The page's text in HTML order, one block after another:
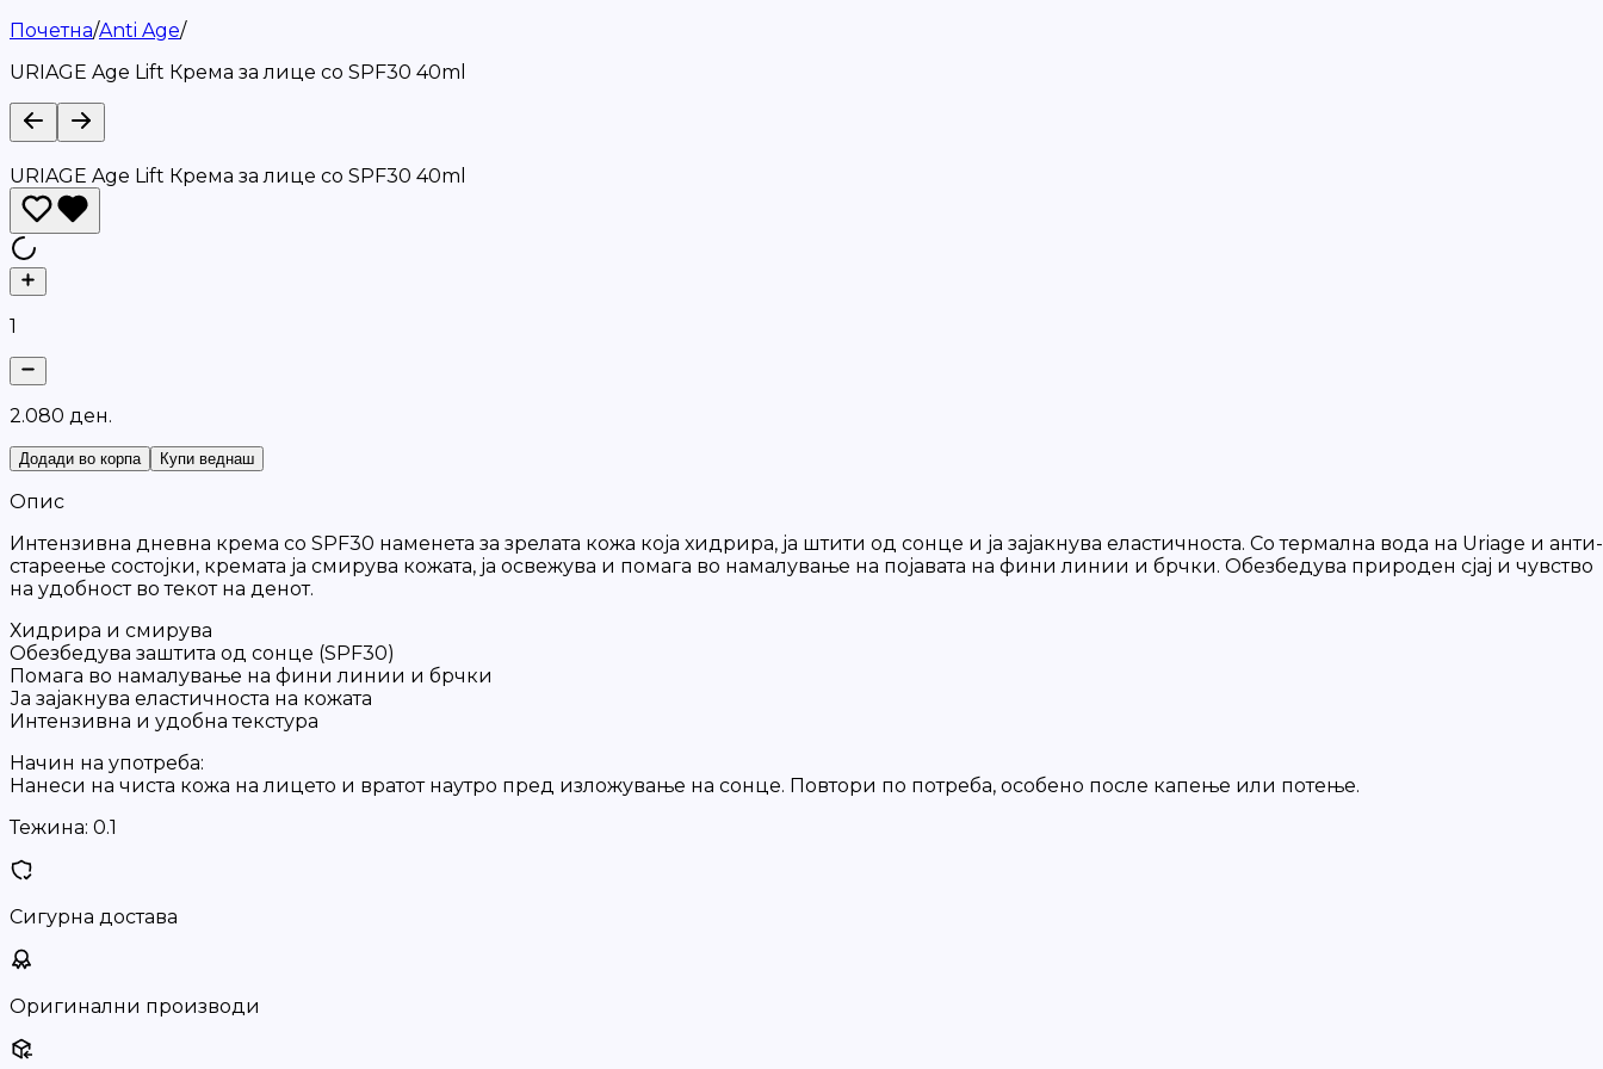
Почетна/Anti Age/
URIAGE Age Lift Крема за лице со SPF30 40ml
URIAGE Age Lift Крема за лице со SPF30 40ml
1
2.080 ден.
Додади во корпа Купи веднаш
Опис
Интензивна дневна крема со SPF30 наменета за зрелата кожа која хидрира, ја штити од сонце и ја зајакнува еластичноста. Со термална вода на Uriage и анти-
стареење состојки, кремата ја смирува кожата, ја освежува и помага во намалување на појавата на фини линии и брчки. Обезбедува природен сјај и чувство
на удобност во текот на денот.
Хидрира и смирува
Обезбедува заштита од сонце (SPF30)
Помага во намалување на фини линии и брчки
Ја зајакнува еластичноста на кожата
Интензивна и удобна текстура
Начин на употреба:
Нанеси на чиста кожа на лицето и вратот наутро пред изложување на сонце. Повтори по потреба, особено после капење или потење.
Тежина: 0.1
Сигурна достава
Оригинални производи